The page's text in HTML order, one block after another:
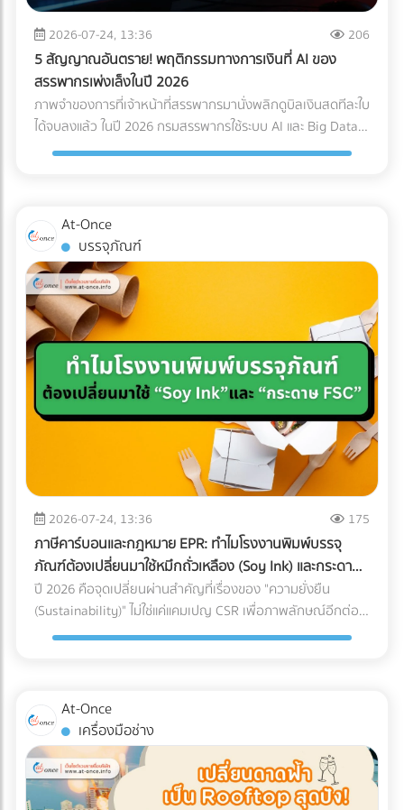
(ระบบบริหารคุณภาพสำหรับเครื่องมือแพทย์) หรือ GDP (Good
Distribution Practice) เพื่อการันตีความมืออาชีพ ระบบติดตาม
แบบ Real-Time (IoT Tracking): ในยุคนี้ การเช็กแค่ว่า "ของถึง
ไหนแล้ว" ไม่พออีกต่อไป ต้องมีเซนเซอร์ IoT ติดไว้กับกล่องสินค้า
เพื่อวัดค่า G-Force (แรงกระแทก), อุณหภูมิ และความเอียง (Tilt)
ตลอดการเดินทาง ซึ่งข้อมูลเหล่านี้สามารถใช้เป็นหลักฐานยืนยัน
ความสมบูรณ์ของสินค้าเมื่อส่งมอบได้ สรุปความคุ้มค่า (ROI):
ย่อมมีราคาสูงกว่าขนส่งทั่วไปประมาณ 20-30% แต่ในมุมมอง
ของการบริหารความเสี่ยง (Risk Management) การลงทุนตรง
นี้ "คุ้มค่ามหาศาล" เมื่อเทียบกับสิ่งที่คุณต้องเสียหากเกิดข้อผิด
พลาด เช่น ค่าซ่อมแซมอะไหล่หลักแสน, ค่าเสียโอกาสจากการ
เลื่อนวันเปิดคลินิก, ค่าปรับจากโรงพยาบาล หรือแม้แต่การถูก
บริษัทประกันปฏิเสธความคุ้มครองเพราะใช้ระบบขนส่งที่ไม่ได้
มาตรฐาน การเลือกใช้บริการขนส่งเฉพาะทางจึงเปรียบเสมือน
การซื้อ "ความสบายใจ" และ "ความมั่นคง" ให้กับธุรกิจของคุณ
ครับ ???? อุปกรณ์การแพทย์ของคุณมีมูลค่าสูงเกินกว่าจะฝากไว้
กับใครก็ได้ การหาบริษัท Logistics (3PL) ที่มีรถขนส่งแบบ Air-
Ride Suspension พร้อมทีมงานที่ผ่านการอบรมมาตรฐาน
White Glove Service ไม่ใช่เรื่องง่ายและต้องใช้เวลาในการตรวจ
สอบประวัติอย่างละเอียด ลดความเสี่ยงและประหยัดเวลาของฝ่าย
จัดซื้อ ด้วยการค้นหาและเปรียบเทียบบริษัทขนส่งเฉพาะทาง
สำหรับเครื่องมือแพทย์ (Healthcare Logistics) ที่ได้มาตรฐาน
สากล ได้ฟรีที่ At-once แพลตฟอร์มรวบรวมธุรกิจ B2B ชั้นนำ
ของประเทศไทย
Page เฉพาะกิจ (Dedicated Landing Page) อย่าส่งลูกค้ากลุ่ม
นี้ไปที่หน้า Home ของเว็บไซต์โรงแรมทั่วไป ให้สร้างหน้า Landing
Page แยกออกมาต่างหากเพื่อขายแพ็กเกจ Long-stay โดย
เฉพาะ หน้านี้ต้องโชว์ภาพห้องทำงานที่สว่าง มีปลั๊กไฟเพียงพอ
และระบุความเร็วอินเทอร์เน็ตอย่างชัดเจน พร้อมปุ่ม Call-to-
Action ที่กระตุ้นให้เกิดการจองตรง (Direct Booking) ทันที 2.
จัดแพ็กเกจ "Ready to Work" เพื่ออัปราคา (Upselling) แทนที่
จะลดราคาห้องพักเพื่อแข่งกับอพาร์ตเมนต์ ให้คุณเพิ่มมูลค่า
อุปกรณ์เหล่านี้เพียงหลักพัน สามารถนำมาตั้งเป็นแพ็กเกจ "Pro
Nomad" ที่ชาร์จราคาเพิ่มได้เดือนละหลายพันบาท แถมยังเป็น
สเปกที่ดึงดูดใจชาว Remote Worker ขั้นสุด 3. ยิงโฆษณาแบบ
เจาะจงเป้าหมาย (Precision Targeting Ads) เลิกหว่านโฆษณา
กว้างๆ แล้วหันมาใช้กลยุทธ์ยิงแอด (Digital Ads) เจาะกลุ่มคน
ต่างชาติที่ทำงานออนไลน์ เช่น ค้นหาผู้ที่สนใจ "Work from
Thailand", "Digital Nomad Visa Thailand" หรือทำ
Retargeting ไปยังกลุ่มที่เคยเข้ามาดูเว็บไซต์ของคุณแต่ยังไม่
ตัดสินใจจอง อย่าปล่อยให้โอกาสหลุดลอยไป... ให้ At-once ช่วย
คุณหาทีมที่ใช่! การปรับเปลี่ยนโครงสร้างราคา สร้าง Landing
Page ที่มี Conversion Rate สูง และการยิงโฆษณาเจาะตลาด
ต่างชาติ ต้องอาศัยความเชี่ยวชาญเฉพาะทาง หากทีม In-house
ของโรงแรมคุณมีงานล้นมืออยู่แล้ว การใช้บริการ Outsource คือ
ทางออกที่รวดเร็วและคุ้มค่าที่สุด อย่าปล่อยให้ห้องพักต้องว่าง
เปล่าในช่วง Low Season! ยกระดับการตลาดโรงแรมของคุณวัน
นี้ เข้ามาค้นหาพาร์ทเนอร์ที่เชี่ยวชาญบน At-once แพลตฟอร์ม
รวบรวมบริษัท B2B ชั้นนำของไทย เรามีตัวเลือกให้คุณครบจบใน
ที่เดียว: Digital Marketing Agency: ผู้เชี่ยวชาญด้านการวาง
กลยุทธ์และยิงแอดเจาะตลาดต่างชาติ Web Developer / UX-UI
Designer: ทีมสร้าง Landing Page และระบบ Direct Booking
เป็นยอดจองหรือยัง? เข้ามาเปรียบเทียบผลงานและติดต่อเอเจน
ซี่ระดับมืออาชีพได้ฟรีทันทีที่ At-once ให้เราเป็นสะพานเชื่อมธุรกิจ
คุณสู่ความสำเร็จ!
2026-07-24, 13:36 206
5 สัญญาณอันตราย! พฤติกรรมทางการเงินที่ AI ของ
สรรพากรเพ่งเล็งในปี 2026
ภาพจำของการที่เจ้าหน้าที่สรรพากรมานั่งพลิกดูบิลเงินสดทีละใบ
ได้จบลงแล้ว ในปี 2026 กรมสรรพากรใช้ระบบ AI และ Big Data
ในการเชื่อมโยงข้อมูลทางการเงินของธุรกิจแบบเรียลไทม์ (Real-
ทางการเงินแบบนี้อยู่ นี่คือ 5 สัญญาณอันตรายที่ AI ของ
สรรพากรจะจัดว่าบริษัทคุณเป็น "กลุ่มเสี่ยงสูง (High Risk)"
ทันที: 1. ข้อมูล e-Tax ไม่ตรงกับ Statement ธนาคาร AI
สามารถดึงข้อมูลความเคลื่อนไหวของบัญชีธนาคาร (ที่เข้าเกณฑ์
รายงาน) มาจับคู่กับรายได้ที่คุณสำแดงผ่านระบบ e-Tax Invoice
และ e-Withholding Tax หากมีเงินโอนเข้าบัญชีบริษัทจำนวนมาก
แต่ยอดขายที่แจ้งเสียภาษีกลับต่ำเตี้ยเรี่ยดิน ระบบจะตีธงแดงทันที
2. ขาดทุนสะสมติดต่อกัน... แต่เจ้าของรวยขึ้น บริษัทแจ้งงบการ
เงินว่า "ขาดทุน" หรือ "กำไรน้อยมาก" ต่อเนื่อง 3-5 ปี แต่
กรรมการบริษัทกลับมีการซื้อทรัพย์สินขนาดใหญ่ เช่น รถสปอร์ต
อสังหาริมทรัพย์ หรือมีการโอนเงินออกไปยังบัญชีส่วนตัวบ่อย
ครั้ง AI จะประเมินว่านี่คือการโยกเงินบริษัท (Siphoning) หรือการ
ปกปิดรายได้ 3. สินค้าคงเหลือ (Inventory) ในงบ ไม่สอดคล้อง
กับความเป็นจริง นี่คือจุดตายของธุรกิจซื้อมาขายไป หากยอด
ขายของคุณน้อย แต่การสั่งซื้อวัตถุดิบหรือนำเข้าสินค้ามีปริมาณ
มหาศาลจน "สต็อกบวม" ผิดปกติ สรรพากรจะตั้งข้อสงสัยว่า
คุณแอบขายสินค้าแบบไม่มีใบกำกับภาษี (ขายของเถื่อน/ขายตัด
ราคา) 4. ค่าใช้จ่ายเบ็ดเตล็ดและค่ารับรองพุ่งสูงปรี๊ด การยัด
"รายจ่ายส่วนตัว" เข้ามาเป็น "ค่าใช้จ่ายบริษัท" เป็นเรื่องที่ AI จับ
ทางได้ง่ายมาก หากหมวดหมู่ค่ารับรอง ค่าเดินทาง หรือค่าใช้จ่าย
ได้เลย 5. ทำธุรกรรมคริปโตฯ หรือ Digital Assets โดยไม่ลง
บัญชี การรับชำระค่าสินค้าจากคู่ค้าต่างประเทศด้วย
Cryptocurrency แล้วไม่แปลงค่าเงินมาบันทึกเป็นรายได้ หรือโอน
เข้ากระเป๋าส่วนตัว ถือเป็นการหลบเลี่ยงภาษีที่ปัจจุบันสรรพากร
ร่วมมือกับกระดานเทรด (Exchange) เพื่อตรวจสอบร่องรอย
At-Once
บรรจุภัณฑ์
2026-07-24, 13:36 175
ภาษีคาร์บอนและกฎหมาย EPR: ทำไมโรงงานพิมพ์บรรจุ
ภัณฑ์ต้องเปลี่ยนมาใช้หมึกถั่วเหลือง (Soy Ink) และกระดาษ
FSC
ปี 2026 คือจุดเปลี่ยนผ่านสำคัญที่เรื่องของ "ความยั่งยืน
(Sustainability)" ไม่ใช่แค่แคมเปญ CSR เพื่อภาพลักษณ์อีกต่อ
ไป แต่กลายเป็น "กำแพงภาษี" และ "ข้อกีดกันทางการค้า" ที่ส่ง
ของคุณผลิตบรรจุภัณฑ์ที่รีไซเคิลยาก หรือปล่อยคาร์บอนสูง
ลูกค้ารายใหญ่ระดับโลกจะตัดคุณออกจาก Supply Chain ทันที
นี่คือเหตุผลว่าทำไมการเปลี่ยนมาใช้วัสดุรักษ์โลกจึงเป็นทางรอด
เดียว ทำไมต้องเป็นกระดาษ FSC และ หมึกถั่วเหลือง (Soy Ink)?
เมื่อพูดถึงการพิมพ์บรรจุภัณฑ์ องค์ประกอบหลักที่ถูกเพ่งเล็งคือ
At-Once
เครื่องมือช่าง